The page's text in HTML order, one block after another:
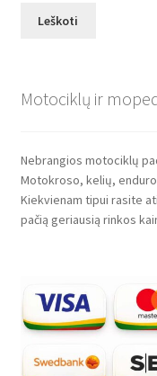
Leškoti
Motociklų ir
Nebrangios motociklų
Motokroso, kelių,
Kiekvienam tipui rasite
pačią geriausią rinkos